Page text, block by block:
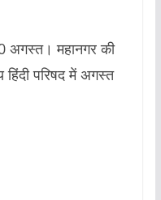
महानगर की
हिंदी परिषद में अगस्त